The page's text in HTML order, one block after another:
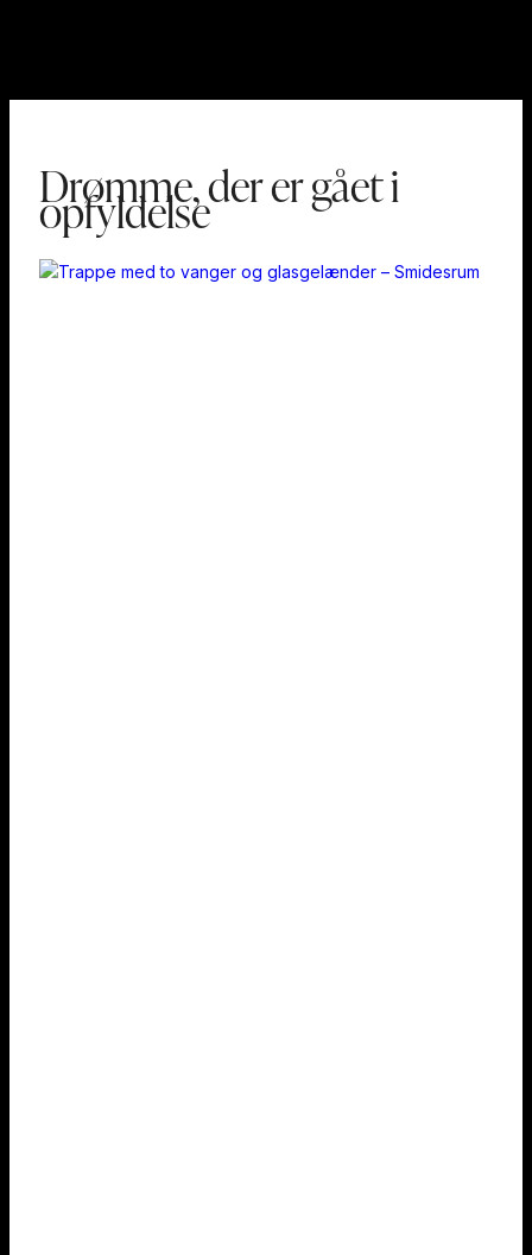
Drømme, der er gået i
opfyldelse